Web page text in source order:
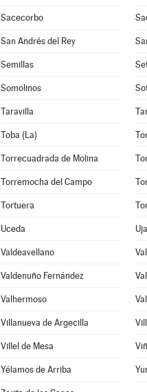
Sacecorbo
San Andrés del Rey
Semillas
Somolinos
Taravilla
Toba (La)
Torrecuadrada de Molina
Torremocha del Campo
Tortuera
Uceda
Valdeavellano
Valdenuño Fernández
Valhermoso
Villanueva de Argecilla
Villel de Mesa
Yélamos de Arriba